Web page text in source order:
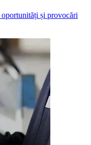
și provocări